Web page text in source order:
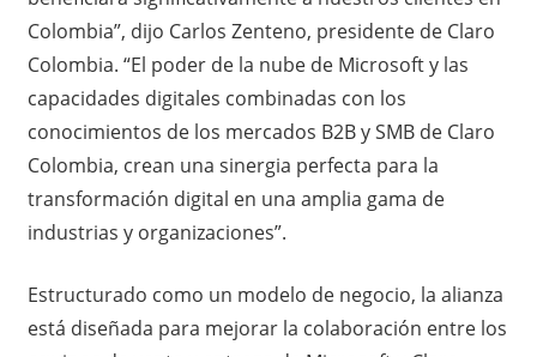
Colombia”, dijo Carlos Zenteno, presidente de Claro
Colombia. “El poder de la nube de Microsoft y las
capacidades digitales combinadas con los
conocimientos de los mercados B2B y SMB de Claro
Colombia, crean una sinergia perfecta para la
transformación digital en una amplia gama de
industrias y organizaciones”.
Estructurado como un modelo de negocio, la alianza
está diseñada para mejorar la colaboración entre los